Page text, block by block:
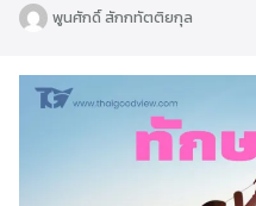
พูนศักดิ์ สักกทัตติยกุล